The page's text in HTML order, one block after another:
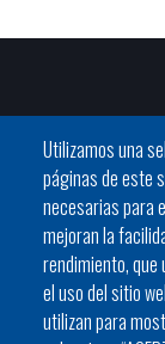
Utilizamos una
páginas de este
necesarias para
mejoran la
rendimiento,
el uso del sitio
utilizan para
C